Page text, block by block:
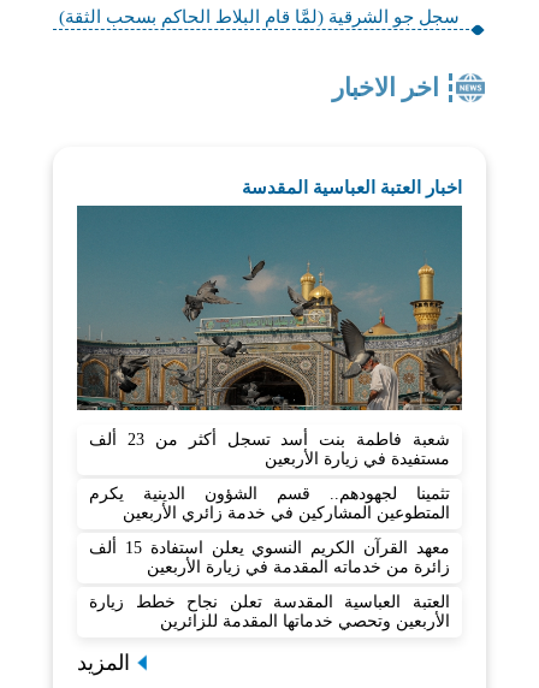
سجل جو الشرقية (لمَّا قام البلاط الحاكم بسحب الثقة)
اخر الاخبار
اخبار العتبة العباسية المقدسة
شعبة فاطمة بنت أسد تسجل أكثر من 23 ألف
مستفيدة في زيارة الأربعين
تثمينا لجهودهم.. قسم الشؤون الدينية يكرم
المتطوعين المشاركين في خدمة زائري الأربعين
معهد القرآن الكريم النسوي يعلن استفادة 15 ألف
زائرة من خدماته المقدمة في زيارة الأربعين
العتبة العباسية المقدسة تعلن نجاح خطط زيارة
الأربعين وتحصي خدماتها المقدمة للزائرين
المزيد